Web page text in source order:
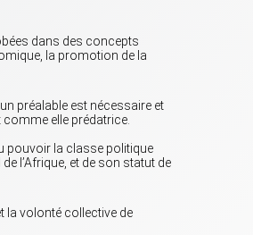
dans des concepts
la promotion de la
préalable est nécessaire et
comme elle prédatrice.
pouvoir la classe politique
l’Afrique, et de son statut de
la volonté collective de